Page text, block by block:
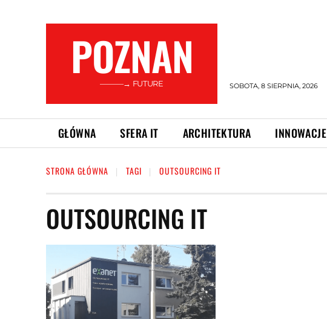
POZNAN
———→ FUTURE SOBOTA, 8 SIERPNIA, 2026
GŁÓWNA SFERA IT ARCHITEKTURA INNOWACJE
STRONA GŁÓWNA TAGI OUTSOURCING IT
OUTSOURCING IT